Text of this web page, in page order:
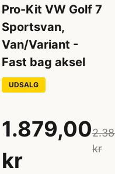
Pro-Kit VW Golf 7
Sportsvan,
Van/Variant -
Fast bag aksel
UDSALG
1.879,00
kr
kr